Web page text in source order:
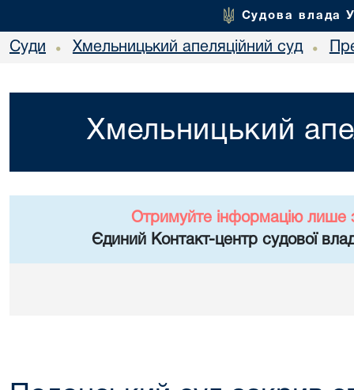
Судова влада
Суди • Хмельницький апеляційний суд •
Хмельницький
Отримуйте інформацію лише
Єдиний Контакт-центр судової